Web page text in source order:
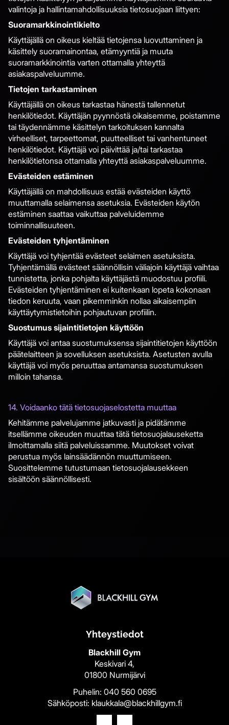
valintoja ja hallintamahdollisuuksia tietosuojaan liittyen:
Suoramarkkinointikielto
Käyttäjällä on oikeus kieltää tietojensa luovuttaminen ja
käsittely suoramainontaa, etämyyntiä ja muuta
suoramarkkinointia varten ottamalla yhteyttä
asiakaspalveluumme.
Tietojen tarkastaminen
Käyttäjällä on oikeus tarkastaa hänestä tallennetut
henkilötiedot. Käyttäjän pyynnöstä oikaisemme, poistamme
tai täydennämme käsittelyn tarkoituksen kannalta
virheelliset, tarpeettomat, puutteelliset tai vanhentuneet
henkilötiedot. Käyttäjä voi päivittää ja/tai tarkastaa
henkilötietonsa ottamalla yhteyttä asiakaspalveluumme.
Evästeiden estäminen
Käyttäjällä on mahdollisuus estää evästeiden käyttö
muuttamalla selaimensa asetuksia. Evästeiden käytön
estäminen saattaa vaikuttaa palveluidemme
toiminnallisuuteen.
Evästeiden tyhjentäminen
Käyttäjä voi tyhjentää evästeet selaimen asetuksista.
Tyhjentämällä evästeet säännöllisin väliajoin käyttäjä vaihtaa
tunnistetta, jonka pohjalta käyttäjästä muodostuu profiili.
Evästeiden tyhjentäminen ei kuitenkaan lopeta kokonaan
tiedon keruuta, vaan pikemminkin nollaa aikaisempiin
käyttäytymistietoihin pohjautuvan profiilin.
Suostumus sijaintitietojen käyttöön
Käyttäjä voi antaa suostumuksensa sijaintitietojen käyttöön
päätelaitteen ja sovelluksen asetuksista. Asetusten avulla
käyttäjä voi myös peruuttaa antamansa suostumuksen
milloin tahansa.
14. Voidaanko tätä tietosuojaselostetta muuttaa
Kehitämme palvelujamme jatkuvasti ja pidätämme
itsellämme oikeuden muuttaa tätä tietosuojalauseketta
ilmoittamalla siitä palveluissamme. Muutokset voivat
perustua myös lainsäädännön muuttumiseen.
Suosittelemme tutustumaan tietosuojalausekkeen
sisältöön säännöllisesti.
Yhteystiedot
Blackhill Gym
Keskivari 4,
01800 Nurmijärvi
Puhelin: 040 560 0695
Sähköposti: klaukkala@blackhillgym.fi